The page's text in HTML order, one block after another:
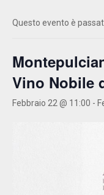
Questo evento è
Vino Nobile
Febbraio 22 @ 11:00 -